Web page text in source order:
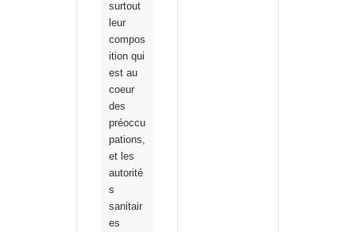
surtout
leur
compos
ition qui
est au
coeur
des
préoccu
pations,
et les
autorité
s
sanitair
es